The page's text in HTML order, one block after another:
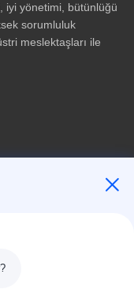
iyi yönetimi, bütünlüğü
sorumluluk
meslektaşları ile